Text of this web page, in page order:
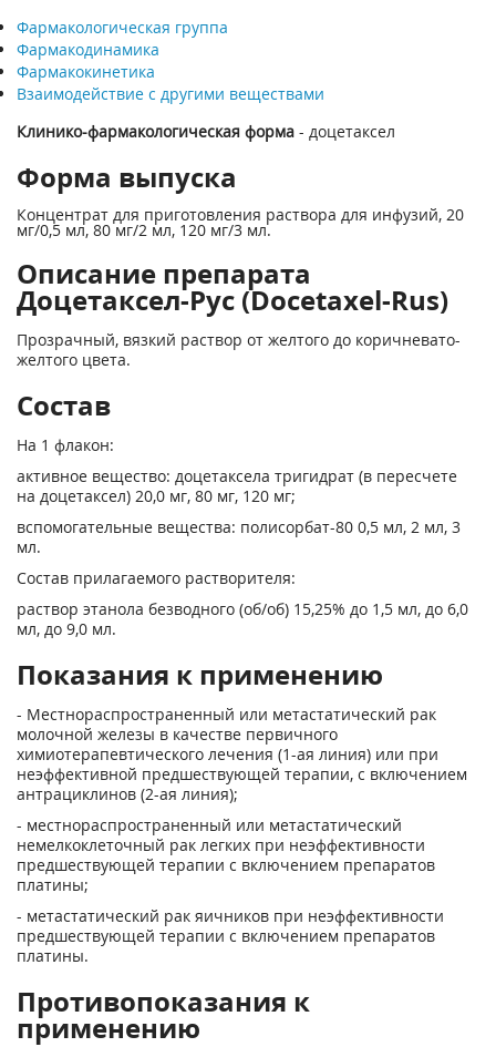
Фармакологическая группа
Фармакодинамика
Фармакокинетика
Взаимодействие с другими веществами
Клинико-фармакологическая форма - доцетаксел
Форма выпуска
Концентрат для приготовления раствора для инфузий, 20
мг/0,5 мл, 80 мг/2 мл, 120 мг/3 мл.
Описание препарата
Доцетаксел-Рус (Docetaxel-Rus)
Прозрачный, вязкий раствор от желтого до коричневато-
желтого цвета.
Состав
На 1 флакон:
активное вещество: доцетаксела тригидрат (в пересчете
на доцетаксел) 20,0 мг, 80 мг, 120 мг;
вспомогательные вещества: полисорбат-80 0,5 мл, 2 мл, 3
мл.
Состав прилагаемого растворителя:
раствор этанола безводного (об/об) 15,25% до 1,5 мл, до 6,0
мл, до 9,0 мл.
Показания к применению
- Местнораспространенный или метастатический рак
молочной железы в качестве первичного
химиотерапевтического лечения (1-ая линия) или при
неэффективной предшествующей терапии, с включением
антрациклинов (2-ая линия);
- местнораспространенный или метастатический
немелкоклеточный рак легких при неэффективности
предшествующей терапии с включением препаратов
платины;
- метастатический рак яичников при неэффективности
предшествующей терапии с включением препаратов
платины.
Противопоказания к
применению